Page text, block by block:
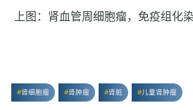
上图：肾血管周细胞瘤，免疫组化
肾细胞瘤 肾肿瘤 肾脏 儿童肾肿瘤